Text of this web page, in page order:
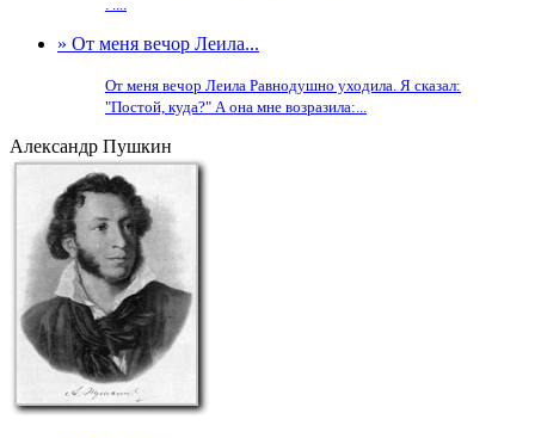
. ....
» От меня вечор Леила...
От меня вечор Леила Равнодушно уходила. Я сказал:
"Постой, куда?" А она мне возразила:...
Александр Пушкин